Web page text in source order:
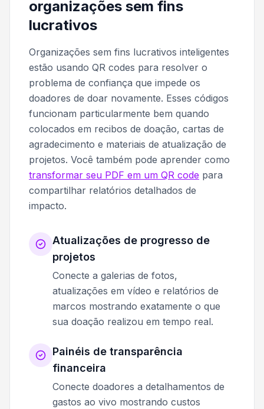
organizações sem fins
lucrativos
Organizações sem fins lucrativos inteligentes
estão usando QR codes para resolver o
problema de confiança que impede os
doadores de doar novamente. Esses códigos
funcionam particularmente bem quando
colocados em recibos de doação, cartas de
agradecimento e materiais de atualização de
projetos. Você também pode aprender como
transformar seu PDF em um QR code para
compartilhar relatórios detalhados de
impacto.
Atualizações de progresso de
projetos
Conecte a galerias de fotos,
atualizações em vídeo e relatórios de
marcos mostrando exatamente o que
sua doação realizou em tempo real.
Painéis de transparência
financeira
Conecte doadores a detalhamentos de
gastos ao vivo mostrando custos